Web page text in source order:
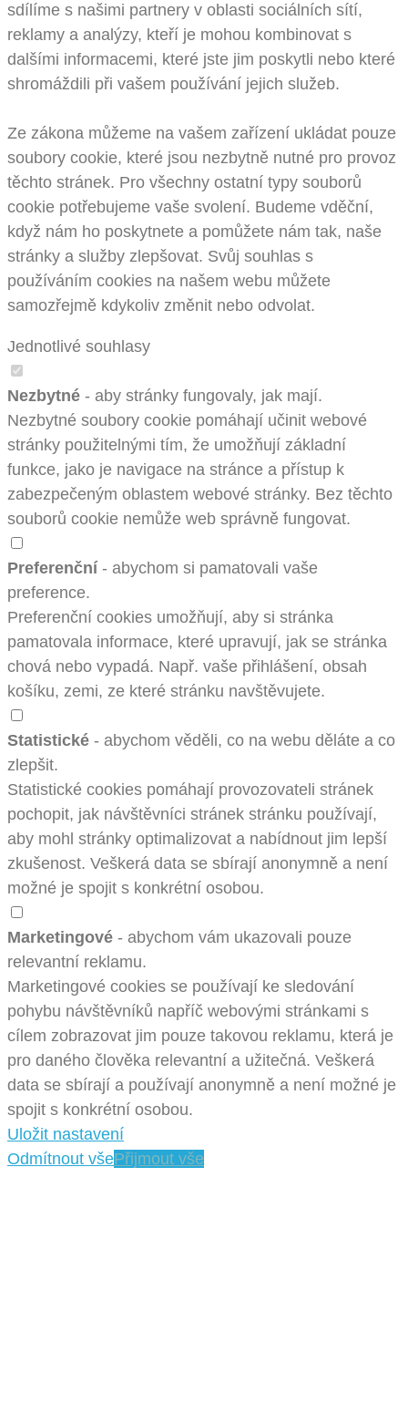
sdílíme s našimi partnery v oblasti sociálních sítí,
reklamy a analýzy, kteří je mohou kombinovat s
dalšími informacemi, které jste jim poskytli nebo které
shromáždili při vašem používání jejich služeb.
Ze zákona můžeme na vašem zařízení ukládat pouze
soubory cookie, které jsou nezbytně nutné pro provoz
těchto stránek. Pro všechny ostatní typy souborů
cookie potřebujeme vaše svolení. Budeme vděční,
když nám ho poskytnete a pomůžete nám tak, naše
stránky a služby zlepšovat. Svůj souhlas s
používáním cookies na našem webu můžete
samozřejmě kdykoliv změnit nebo odvolat.
Jednotlivé souhlasy
Nezbytné - aby stránky fungovaly, jak mají.
Nezbytné soubory cookie pomáhají učinit webové
stránky použitelnými tím, že umožňují základní
funkce, jako je navigace na stránce a přístup k
zabezpečeným oblastem webové stránky. Bez těchto
souborů cookie nemůže web správně fungovat.
Preferenční - abychom si pamatovali vaše
preference.
Preferenční cookies umožňují, aby si stránka
pamatovala informace, které upravují, jak se stránka
chová nebo vypadá. Např. vaše přihlášení, obsah
košíku, zemi, ze které stránku navštěvujete.
Statistické - abychom věděli, co na webu děláte a co
zlepšit.
Statistické cookies pomáhají provozovateli stránek
pochopit, jak návštěvníci stránek stránku používají,
aby mohl stránky optimalizovat a nabídnout jim lepší
zkušenost. Veškerá data se sbírají anonymně a není
možné je spojit s konkrétní osobou.
Marketingové - abychom vám ukazovali pouze
relevantní reklamu.
Marketingové cookies se používají ke sledování
pohybu návštěvníků napříč webovými stránkami s
cílem zobrazovat jim pouze takovou reklamu, která je
pro daného člověka relevantní a užitečná. Veškerá
data se sbírají a používají anonymně a není možné je
spojit s konkrétní osobou.
Uložit nastavení
Odmítnout všePřijmout vše